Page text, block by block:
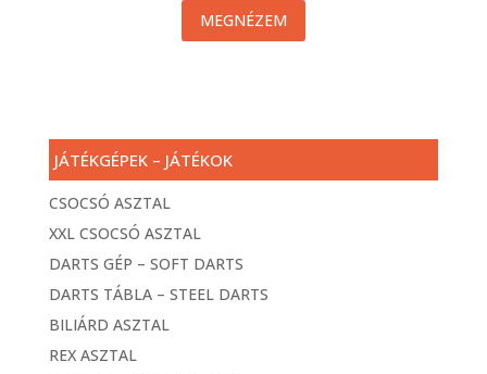
MEGNÉZEM
JÁTÉKGÉPEK – JÁTÉKOK
CSOCSÓ ASZTAL
XXL CSOCSÓ ASZTAL
DARTS GÉP – SOFT DARTS
DARTS TÁBLA – STEEL DARTS
BILIÁRD ASZTAL
REX ASZTAL